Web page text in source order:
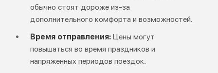
обычно стоят дороже из-за
дополнительного комфорта и возможностей.
Время отправления:Цены могут
повышаться во время праздников и
напряженных периодов поездок.